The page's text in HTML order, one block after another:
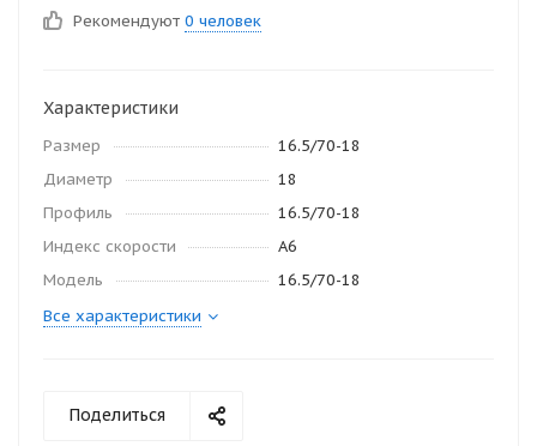
Рекомендуют 0 человек
Характеристики
Размер
16.5/70-18
Диаметр
18
Профиль
16.5/70-18
Индекс скорости
А6
Модель
16.5/70-18
Все характеристики
Поделиться